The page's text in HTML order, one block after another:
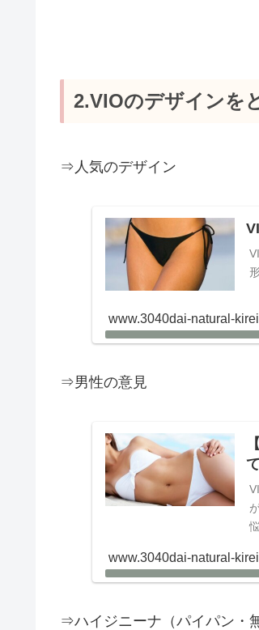
2.VIOのデザインを
⇒人気のデザイン
www.3040dai-natural-
⇒男性の意見
www.3040dai-natural-
⇒ハイジニーナ（パイパン・